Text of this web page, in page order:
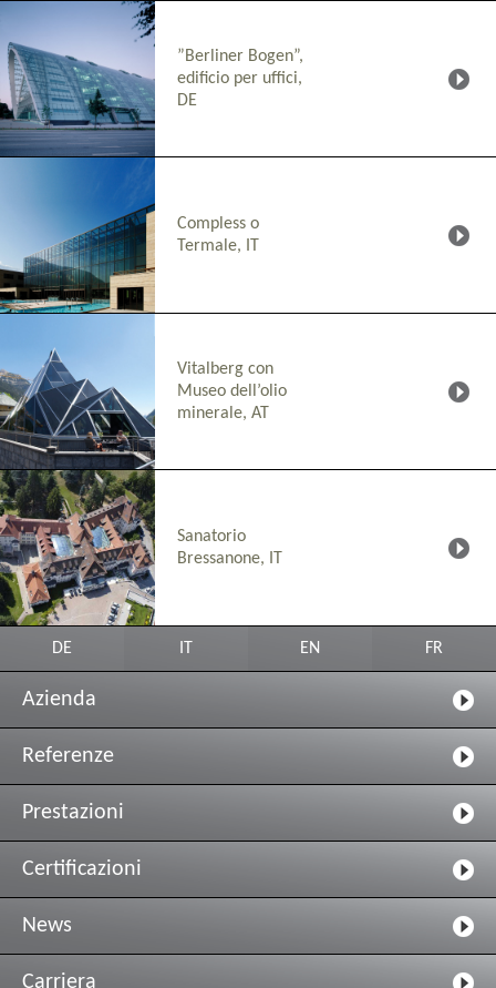
”Berliner Bogen”,
edificio per uffici,
DE
Compless o
Termale, IT
Vitalberg con
Museo dell’olio
minerale, AT
Sanatorio
Bressanone, IT
DE EN FR
Azienda
Referenze
Prestazioni
Certificazioni
News
Carriera